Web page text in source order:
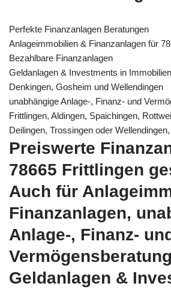
Perfekte Finanzanlagen Beratungen
Anlageimmobilien & Finanzanlagen für
Bezahlbare Finanzanlagen
Geldanlagen & Investments in
Denkingen, Gosheim und Wellendingen
unabhängige Anlage-, Finanz- und
Frittlingen, Aldingen, Spaichingen,
Deilingen, Trossingen oder
Preiswerte
78665 Frittlingen
Auch für
Finanzanlagen,
Anlage-, Finanz-
Geldanlagen &